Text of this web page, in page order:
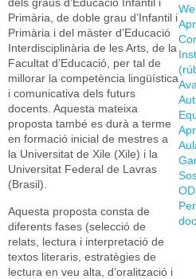
Primària, de doble grau d’Infantil i
Primària i del màster d’Educació
Interdisciplinària de les Arts, de la
Facultat d’Educació, per tal de
millorar la competència lingüística
i comunicativa dels futurs
docents. Aquesta mateixa
proposta també es durà a terme
en formació inicial de mestres a
la Universitat de Xile (Xile) i la
Universitat Federal de Lavras
(Brasil).
Aquesta proposta consta de
diferents fases (selecció de
relats, lectura i interpretació de
textos literaris, estratègies de
lectura en veu alta, d’oralització i